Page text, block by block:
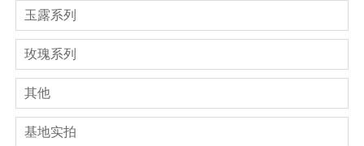
玉露系列
玫瑰系列
其他
基地实拍